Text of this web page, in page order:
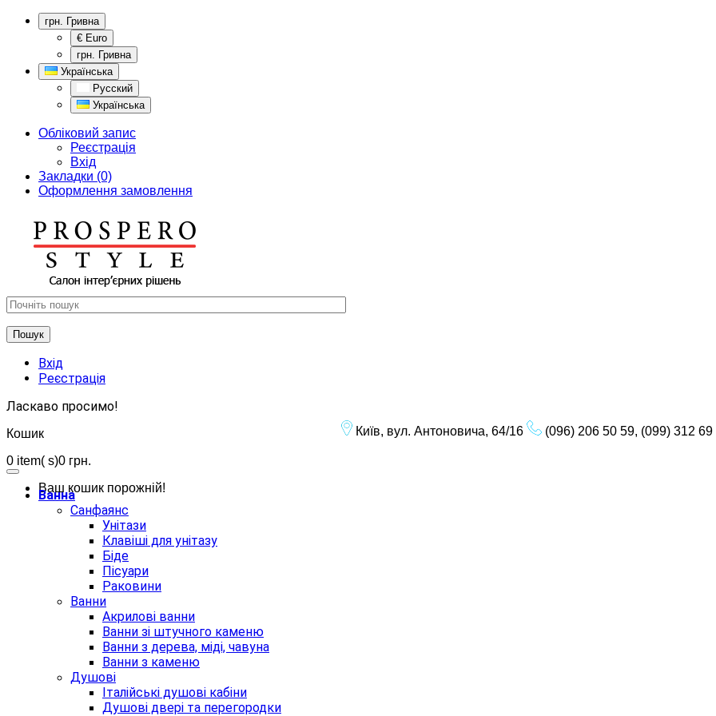
грн. Гривна
€ Euro
грн. Гривна
Українська
Русский
Українська
Обліковий запис
Реєстрація
Вхід
Закладки (0)
Оформлення замовлення
Пошук
Вхід
Реєстрація
Ласкаво просимо!
Кошик
0 item( s)0 грн.
Ваш кошик порожній!
Київ, вул. Антоновича, 64/16 (096) 206 50 59, (099) 312 69
Ванна
Санфаянс
Унітази
Клавіші для унітазу
Біде
Пісуари
Раковини
Ванни
Акрилові ванни
Ванни зі штучного каменю
Ванни з дерева, міді, чавуна
Ванни з каменю
Душові
Італійські душові кабіни
Душові двері та перегородки